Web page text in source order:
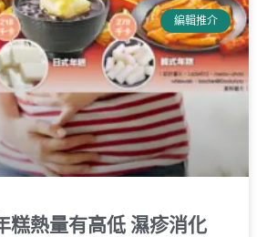
編輯推介
糕熱量有高低 濕疹消化